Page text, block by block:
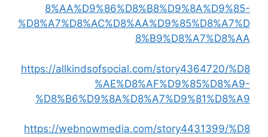
8%AA%D9%86%D8%B8%D9%8A%D9%85-
%D8%A7%D8%AC%D8%AA%D9%85%D8%A7%D
8%B9%D8%A7%D8%AA
https://allkindsofsocial.com/story4364720/%D8
%AE%D8%AF%D9%85%D8%A9-
%D8%B6%D9%8A%D8%A7%D9%81%D8%A9
https://webnowmedia.com/story4431399/%D8